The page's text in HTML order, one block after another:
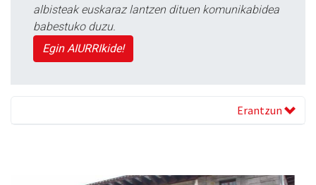
albisteak euskaraz lantzen dituen komunikabidea
babestuko duzu.
Egin AIURRIkide!
Erantzun